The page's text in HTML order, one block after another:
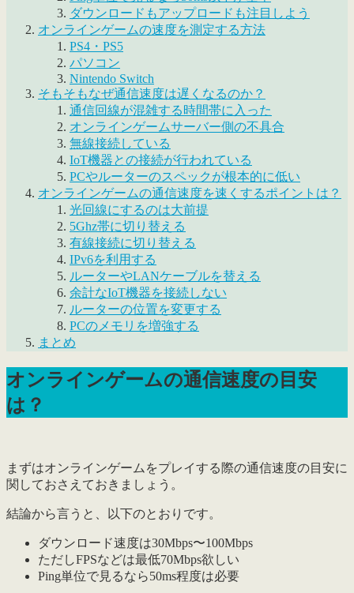
ダウンロードもアップロードも注目しよう
オンラインゲームの速度を測定する方法
PS4・PS5
パソコン
Nintendo Switch
そもそもなぜ通信速度は遅くなるのか？
通信回線が混雑する時間帯に入った
オンラインゲームサーバー側の不具合
無線接続している
IoT機器との接続が行われている
PCやルーターのスペックが根本的に低い
オンラインゲームの通信速度を速くするポイントは？
光回線にするのは大前提
5Ghz帯に切り替える
有線接続に切り替える
IPv6を利用する
ルーターやLANケーブルを替える
余計なIoT機器を接続しない
ルーターの位置を変更する
PCのメモリを増強する
まとめ
オンラインゲームの通信速度の目安
は？
まずはオンラインゲームをプレイする際の通信速度の目安に
関しておさえておきましょう。
結論から言うと、以下のとおりです。
ダウンロード速度は30Mbps〜100Mbps
ただしFPSなどは最低70Mbps欲しい
Ping単位で見るなら50ms程度は必要